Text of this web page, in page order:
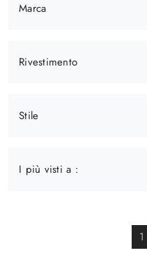
Marca
Rivestimento
Stile
I più visti a :
1